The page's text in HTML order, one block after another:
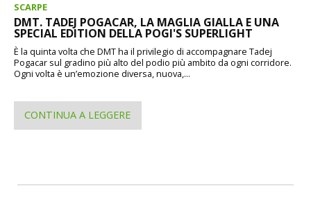
SCARPE
DMT. TADEJ POGACAR, LA MAGLIA GIALLA E UNA
SPECIAL EDITION DELLA POGI'S SUPERLIGHT
È la quinta volta che DMT ha il privilegio di accompagnare Tadej
Pogacar sul gradino più alto del podio più ambito da ogni corridore.
Ogni volta è un’emozione diversa, nuova,...
CONTINUA A LEGGERE